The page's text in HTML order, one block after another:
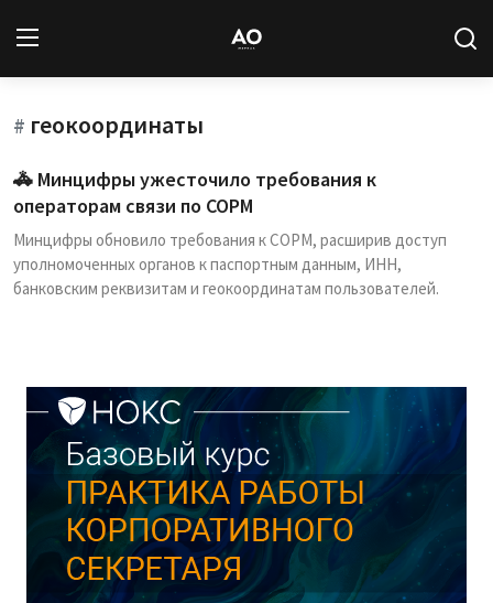
Вход
Новости
Статьи
Авторы
База знаний
Подписка
# геокоординаты
🚓 Минцифры ужесточило требования к
операторам связи по СОРМ
Минцифры обновило требования к СОРМ, расширив доступ
уполномоченных органов к паспортным данным, ИНН,
банковским реквизитам и геокоординатам пользователей.